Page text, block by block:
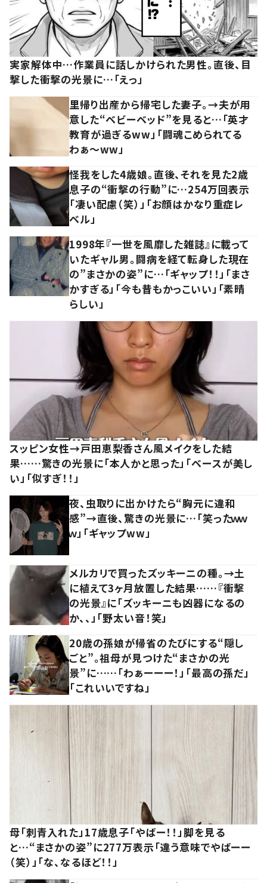
実家解体中…作業員に話しかけられた男性。直後、目
撃した衝撃の光景に…「えっ」
里帰り出産から帰宅した妻子。→夫が用
意した“ベビーベッド”を見ると…「英才
教育が過ぎるww」「闘魂こめられてる
わぁ～ww」
怪我をした4歳娘。直後、それを見た2歳
息子の“衝撃の行動”に…254万回表示
「凄い配慮（笑）」「お顔はかなり重症レ
ベル」
1998年『一世を風靡した雑誌』に載って
いたギャル男。闘病を経て転身した現在
の”まさかの姿”に…「ギャップ！！」「まさ
かすぎる」「今も昔もかっこいい」「素晴
らしい」
スッピン女性→戸田恵梨香さん風メイクをした結
果……驚きの光景に「本人かと思った」「ベースが美し
い」「似すぎ！！」
夜、虫取りに出かけたら“胸元に違和
感”→直後、驚きの光景に…「笑ったｗｗ
ｗ」「ギャップww」
メルカリで買ったズッキーニの種。→土
に植えて3ヶ月放置した結果……『衝撃
の光景』に「ズッキーニも凶器になるの
か、、」「野太い音！笑」
20歳の孫娘が帰省のたびにする“隠し
ごと”。祖母が見つけた“まさかの光
景”に……「わぁーーー！」「最高の孫だ」
「これいいですね」
母「刺青入れた」17歳息子「やばー！！」脚を見る
と…“まさかの姿”に277万表示「違う意味でやばーー
（笑）」「な、なるほど！！」